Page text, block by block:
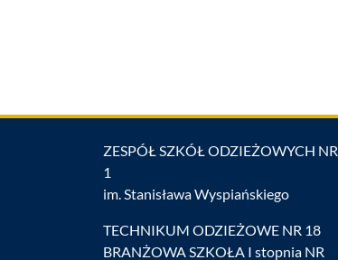
ZESPÓŁ SZKÓŁ ODZIEŻOWYCH NR
1
im. Stanisława Wyspiańskiego
TECHNIKUM ODZIEŻOWE NR 18
BRANŻOWA SZKOŁA I stopnia NR